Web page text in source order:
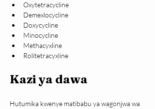
Oxytetracycline
Demexlocycline
Doxycycline
Minocycline
Methacyxline
Rolitetracyxline
Kazi ya dawa
Hutumika kwenye matibabu ya wagonjwa wa